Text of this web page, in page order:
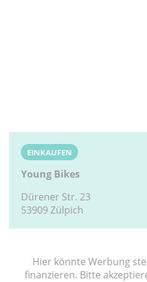
EINKAUFEN
Young Bikes
Dürener Str. 23
53909 Zülpich
Hier könnte Werbung
finanzieren. Bitte